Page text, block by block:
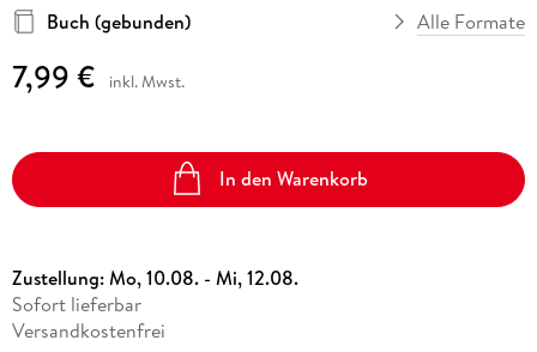
Buch (gebunden)
Alle Formate
7,99 € inkl. Mwst.
In den Warenkorb
Zustellung:Mo, 10.08. - Mi, 12.08.
Sofort lieferbar
Versandkostenfrei